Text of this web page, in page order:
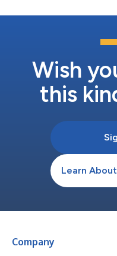
Wish
this
Learn
Company